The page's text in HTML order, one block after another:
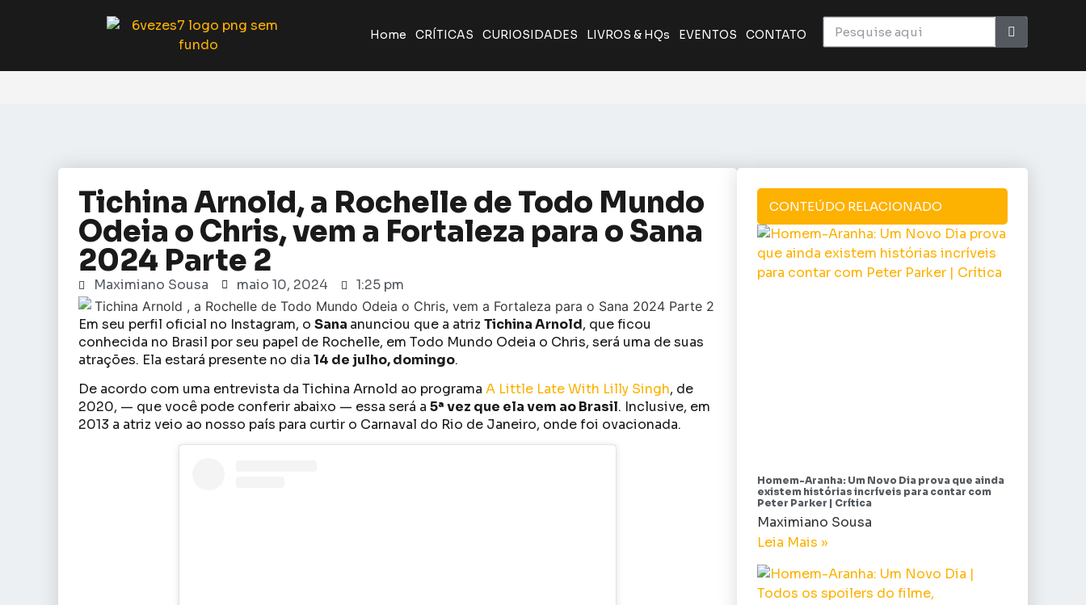
Home CRÍTICAS CURIOSIDADES LIVROS & HQs EVENTOS CONTATO
Tichina Arnold, a Rochelle de Todo Mundo
Odeia o Chris, vem a Fortaleza para o Sana
2024 Parte 2
Maximiano Sousa maio 10, 2024 1:25 pm
Em seu perfil oficial no Instagram, o Sana anunciou que a atriz Tichina Arnold, que ficou
conhecida no Brasil por seu papel de Rochelle, em Todo Mundo Odeia o Chris, será uma de suas
atrações. Ela estará presente no dia 14 de julho, domingo.
De acordo com uma entrevista da Tichina Arnold ao programa A Little Late With Lilly Singh, de
2020, — que você pode conferir abaixo — essa será a 5ª vez que ela vem ao Brasil. Inclusive, em
2013 a atriz veio ao nosso país para curtir o Carnaval do Rio de Janeiro, onde foi ovacionada.
CONTEÚDO RELACIONADO
Homem-Aranha: Um Novo Dia prova que ainda
existem histórias incríveis para contar com
Peter Parker | Crítica
Maximiano Sousa
Leia Mais »